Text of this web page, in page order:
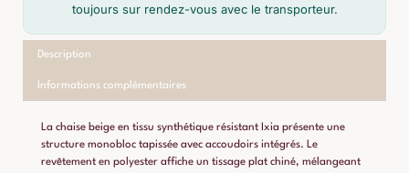
toujours sur rendez-vous avec le transporteur.
Description
Informations complémentaires
La chaise beige en tissu synthétique résistant Ixia présente une
structure monobloc tapissée avec accoudoirs intégrés. Le
revêtement en polyester affiche un tissage plat chiné, mélangeant